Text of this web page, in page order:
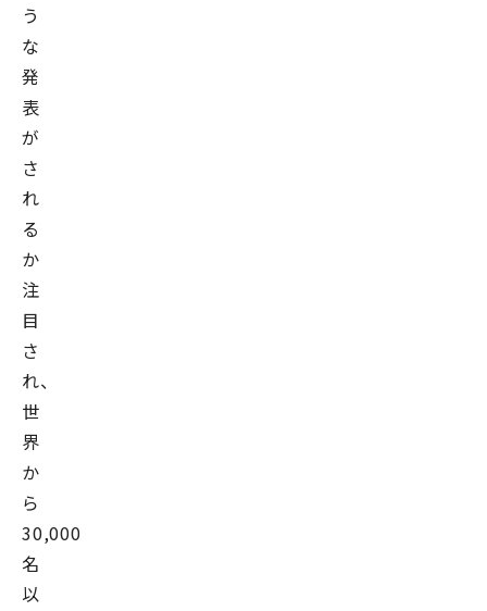
う
な
発
表
が
さ
れ
る
か
注
目
さ
れ、
世
界
か
ら
30,000
名
以